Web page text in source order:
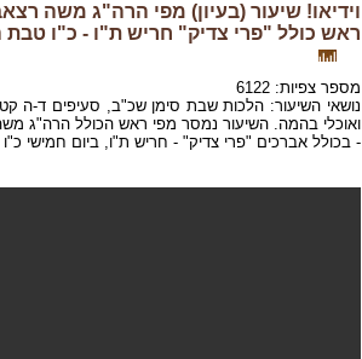
וידיאו! שיעור (בעיון) מפי הרה"ג משה
ראש כולל "פרי צדיק" חריש ת"ו - כ"ו
מספר צפיות: 6122
נושאי השיעור: הלכות שבת סימן שכ"ב, סעיפים ד-ה
ואוכלי בהמה. השיעור נמסר מפי ראש הכולל הרה"ג
- בכולל אברכים "פרי צדיק" - חריש ת"ו, ביום חמישי